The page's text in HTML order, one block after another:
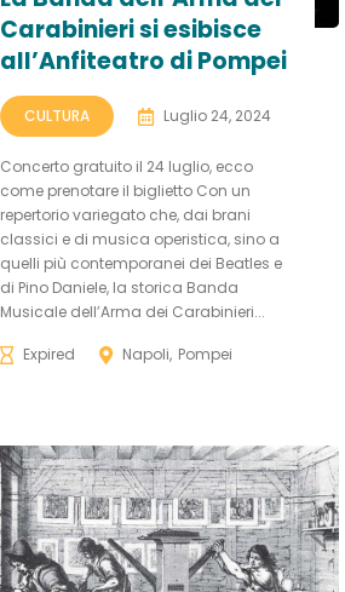
Carabinieri si esibisce
all’Anfiteatro di Pompei
CULTURA Luglio 24, 2024
Concerto gratuito il 24 luglio, ecco
come prenotare il biglietto Con un
repertorio variegato che, dai brani
classici e di musica operistica, sino a
quelli più contemporanei dei Beatles e
di Pino Daniele, la storica Banda
Musicale dell’Arma dei Carabinieri...
Expired Napoli Pompei